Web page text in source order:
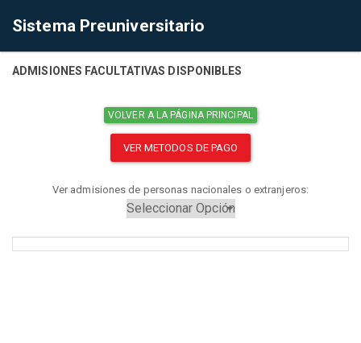
Sistema Preuniversitario
ADMISIONES FACULTATIVAS DISPONIBLES
VOLVER A LA PÁGINA PRINCIPAL
VER METODOS DE PAGO
Ver admisiones de personas nacionales o extranjeros: